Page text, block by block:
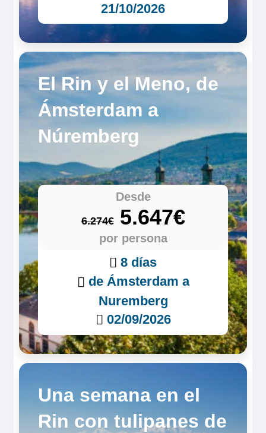
21/10/2026
El Rin y el Meno, de
Ámsterdam a
Núremberg
Desde
6.274€5.647€
por persona
8 días
de Ámsterdam a
Nuremberg
02/09/2026
Una semana en el
Rin con tulipanes de